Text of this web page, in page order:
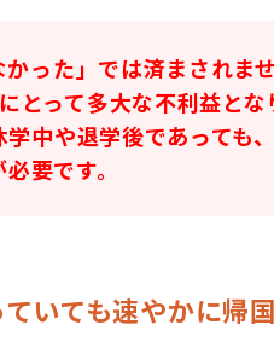
った」では済まされませ
とって多大な不利益とな
中や退学後であっても
必要です。
いても速やかに帰